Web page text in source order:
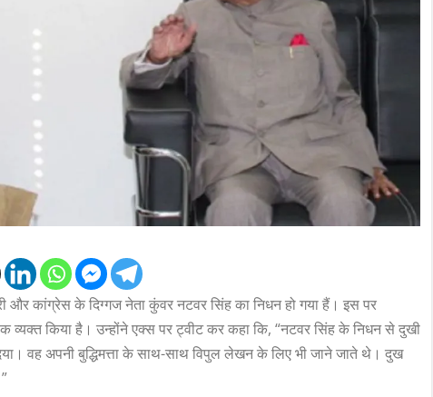
कांग्रेस के दिग्गज नेता कुंवर नटवर सिंह का निधन हो गया हैं। इस पर
व्यक्त किया है। उन्होंने एक्स पर ट्वीट कर कहा कि, “नटवर सिंह के निधन से दुखी
वह अपनी बुद्धिमत्ता के साथ-साथ विपुल लेखन के लिए भी जाने जाते थे। दुख